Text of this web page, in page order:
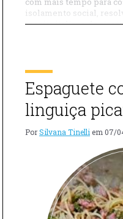
isolamento social,
receita italiana de
Itália, esse prato típico
Espaguete
linguiça
PorSilvana Tinelli em 07/